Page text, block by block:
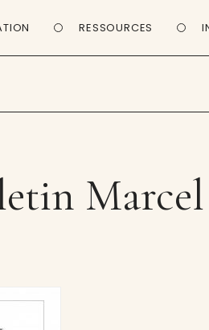
RESSOURCES
Marcel